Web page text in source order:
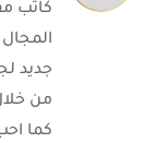
كاتب
جديد
من
كما